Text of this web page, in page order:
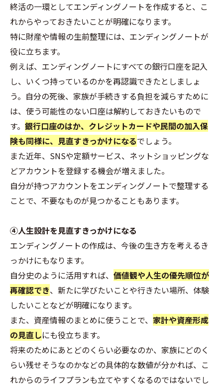
終活の一環としてエンディングノートを作成すると、こ
れからやっておきたいことが明確になります。
特に財産や情報の生前整理には、エンディングノートが
役に立ちます。
例えば、エンディングノートにすべての銀行口座を記入
し、いくつ持っているのかを再認識できたとしましょ
う。自分の死後、家族が手続きする負担を減らすために
は、使う可能性のない口座は解約しておきたいもので
す。 銀行口座のはか、クレジットカードや民間の加入保
険も同様に、見直すきっかけになるでしょう。
また近年、SNSや定額サービス、ネットショッピングな
どアカウントを登録する機会が増えました。
自分が持つアカウントをエンディングノートで整理する
ことで、不要なものが見つかることもあります。
④人生設計を見直すきっかけになる
エンディングノートの作成は、今後の生き方を考えるき
っかけにもなります。
自分史のように活用すれば、 価値観や人生の優先順位が
再確認でき、新たに学びたいことや行きたい場所、体験
したいことなどが明確になります。
また、資産情報のまとめに使うことで、 家計や資産形成
の見直しにも役立ちます。
将来のためにあとどのくらい必要なのか、家族にどのく
らい残せそうなのかなどの具体的な数値が分かれば、こ
れからのライフプランも立てやすくなるのではないでし